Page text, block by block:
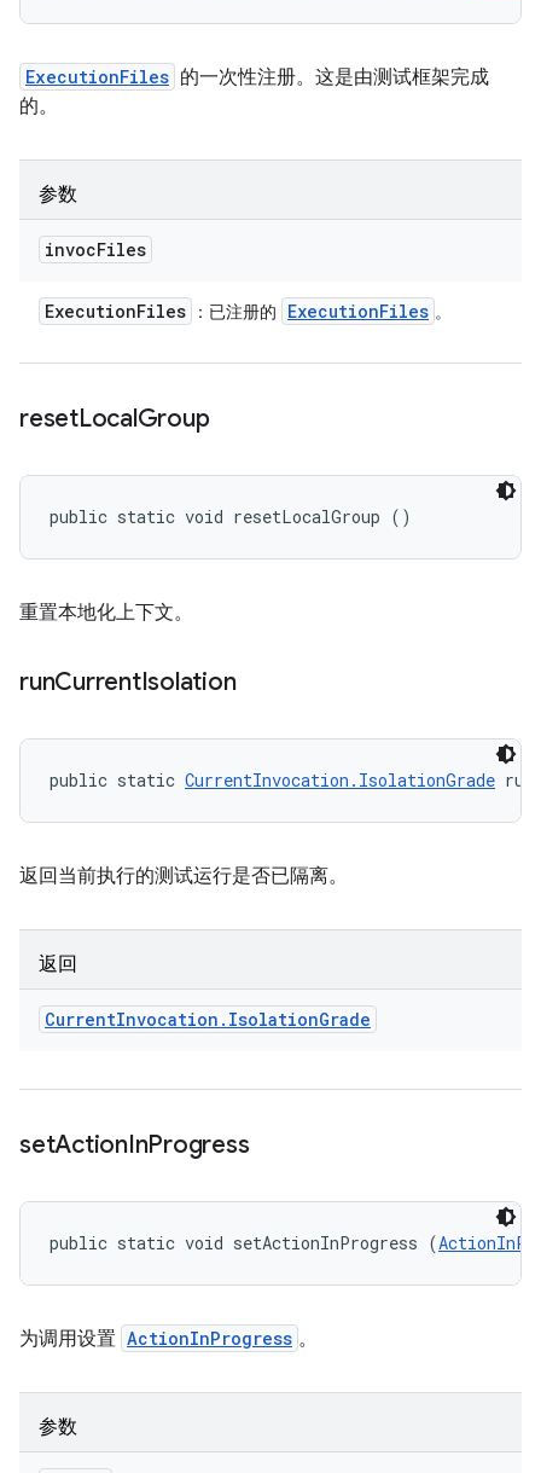
ExecutionFiles 的一次性注册。这是由测试框架完成
的。
参数
invocFiles
ExecutionFiles ：已注册的 ExecutionFiles 。
resetLocalGroup
public static void resetLocalGroup ()
重置本地化上下文。
runCurrentIsolation
public static CurrentInvocation.IsolationGrade
返回当前执行的测试运行是否已隔离。
返回
CurrentInvocation . IsolationGrade
setActionInProgress
public static void setActionInProgress (
为调用设置 ActionInProgress 。
参数